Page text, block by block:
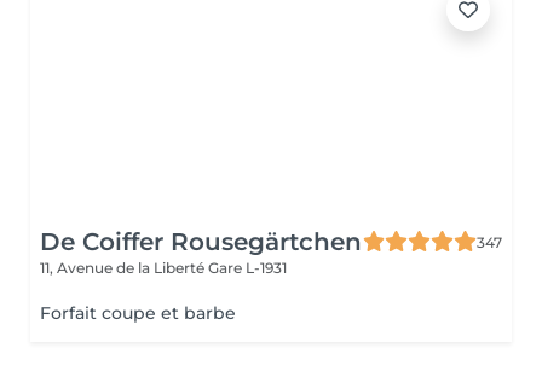
De Coiffer Rousegärtchen
347
11, Avenue de la Liberté Gare L-1931
Forfait coupe et barbe